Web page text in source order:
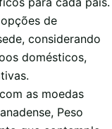
de
considerando
domésticos,
as moedas
Peso